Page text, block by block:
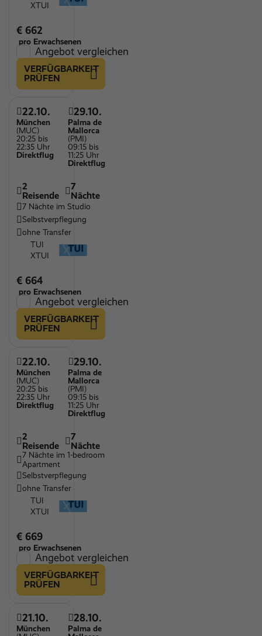
XTUI
€ 662
pro Erwachsenen
Angebot vergleichen
VERFÜGBARKEIT
PRÜFEN
22.10.
München
(MUC)
20:25 bis
22:35 Uhr
Direktflug
29.10.
Palma de
Mallorca
(PMI)
09:15 bis
11:25 Uhr
Direktflug
2
Reisende
7
Nächte
7 Nächte im Studio
Selbstverpflegung
ohne Transfer
TUI
XTUI
€ 664
pro Erwachsenen
Angebot vergleichen
VERFÜGBARKEIT
PRÜFEN
22.10.
München
(MUC)
20:25 bis
22:35 Uhr
Direktflug
29.10.
Palma de
Mallorca
(PMI)
09:15 bis
11:25 Uhr
Direktflug
2
Reisende
7
Nächte
7 Nächte im 1-bedroom
Apartment
Selbstverpflegung
ohne Transfer
TUI
XTUI
€ 669
pro Erwachsenen
Angebot vergleichen
VERFÜGBARKEIT
PRÜFEN
21.10.
München
28.10.
Palma de